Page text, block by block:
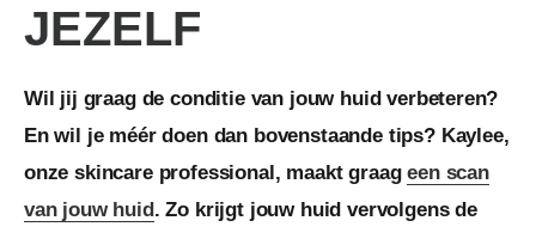
JEZELF
Wil jij graag de conditie van jouw huid verbeteren?
En wil je méér doen dan bovenstaande tips? Kaylee,
onze skincare professional, maakt graageen scan
van jouw huid. Zo krijgt jouw huid vervolgens de